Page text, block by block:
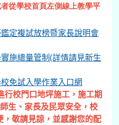
者從學校首頁左側線上教學平
定複試放榜暨家長說明會
施總量管制(詳情請見新生
免試入學作業入口網
行校門口地坪施工，施工期
生、家長及民眾安全，校
敬請見諒，並感謝您的配